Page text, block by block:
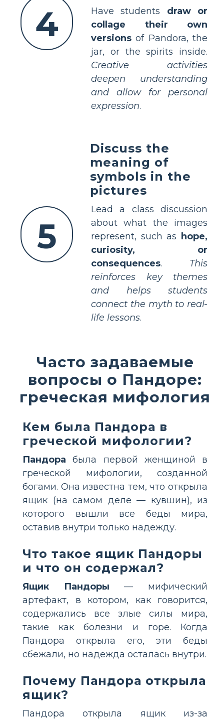
4 Have students draw or
collage their own
versions of Pandora, the
jar, or the spirits inside.
Creative activities
deepen understanding
and allow for personal
expression.
5
Discuss the
meaning of
symbols in the
pictures
Lead a class discussion
about what the images
represent, such as hope,
curiosity, or
consequences. This
reinforces key themes
and helps students
connect the myth to real-
life lessons.
Часто задаваемые
вопросы о Пандоре:
греческая мифология
Кем была Пандора в
греческой мифологии?
Пандора была первой женщиной в
греческой мифологии, созданной
богами. Она известна тем, что открыла
ящик (на самом деле — кувшин), из
которого вышли все беды мира,
оставив внутри только надежду.
Что такое ящик Пандоры
и что он содержал?
Ящик Пандоры — мифический
артефакт, в котором, как говорится,
содержались все злые силы мира,
такие как болезни и горе. Когда
Пандора открыла его, эти беды
сбежали, но надежда осталась внутри.
Почему Пандора открыла
ящик?
Пандора открыла ящик из-за